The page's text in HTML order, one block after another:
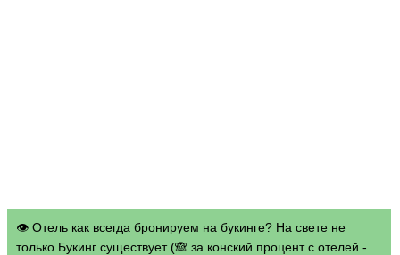
👁 Отель как всегда бронируем на букинге? На свете не
только Букинг существует (🙈 за конский процент с отелей -